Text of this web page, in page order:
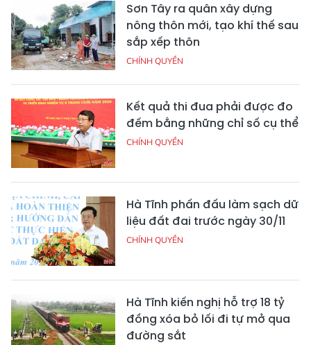
Sơn Tây ra quân xây dựng
nông thôn mới, tạo khí thế sau
sắp xếp thôn
CHÍNH QUYỀN
Kết quả thi đua phải được đo
đếm bằng những chỉ số cụ thể
CHÍNH QUYỀN
Hà Tĩnh phấn đấu làm sạch dữ
liệu đất đai trước ngày 30/11
CHÍNH QUYỀN
Hà Tĩnh kiến nghị hỗ trợ 18 tỷ
đồng xóa bỏ lối đi tự mở qua
đường sắt